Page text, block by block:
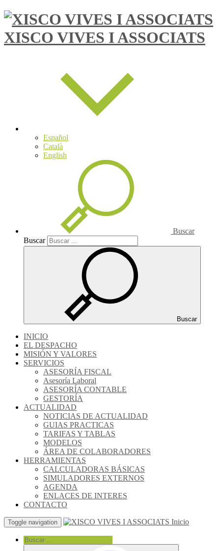
XISCO VIVES I ASSOCIATS
Español
Català
English
Buscar
Buscar
Buscar
INICIO
EL DESPACHO
MISIÓN Y VALORES
SERVICIOS
ASESORÍA FISCAL
Asesoría Laboral
ASESORÍA CONTABLE
GESTORÍA
ACTUALIDAD
NOTICIAS DE ACTUALIDAD
GUIAS PRACTICAS
TARIFAS Y TABLAS
MODELOS
ÁREA DE COLABORADORES
HERRAMIENTAS
CALCULADORAS BÁSICAS
SIMULADORES EXTERNOS
AGENDA
ENLACES DE INTERES
CONTACTO
Toggle navigation Inicio